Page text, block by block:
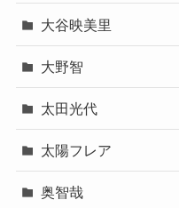
大谷映美里
大野智
太田光代
太陽フレア
奥智哉